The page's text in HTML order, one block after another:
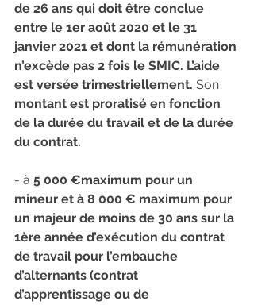
de 26 ans qui doit être conclue
entre le 1er août 2020 et le 31
janvier 2021 et dont la rémunération
n’excède pas 2 fois le SMIC. L’aide
est versée trimestriellement. Son
montant est proratisé en fonction
de la durée du travail et de la durée
du contrat.
- à 5 000 €maximum pour un
mineur et à 8 000 € maximum pour
un majeur de moins de 30 ans sur la
1ère année d’exécution du contrat
de travail pour l’embauche
d’alternants (contrat
d’apprentissage ou de